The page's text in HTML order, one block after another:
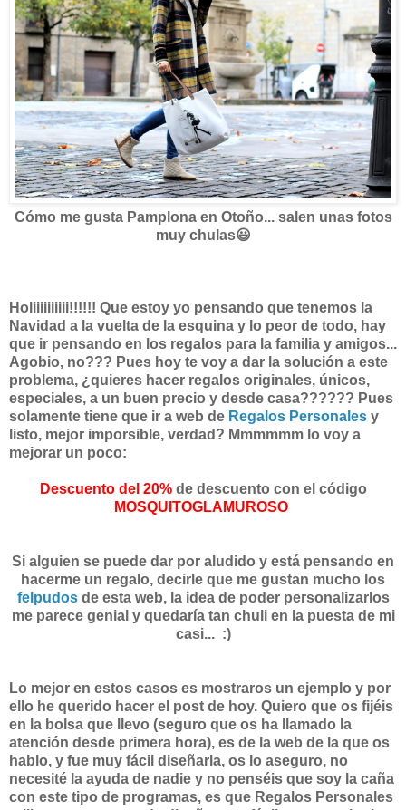
Cómo me gusta Pamplona en Otoño... salen unas fotos
muy chulas😃
Holiiiiiiiiii!!!!!! Que estoy yo pensando que tenemos la
Navidad a la vuelta de la esquina y lo peor de todo, hay
que ir pensando en los regalos para la familia y amigos...
Agobio, no??? Pues hoy te voy a dar la solución a este
problema, ¿quieres hacer regalos originales, únicos,
especiales, a un buen precio y desde casa?????? Pues
solamente tiene que ir a web de Regalos Personales y
listo, mejor imporsible, verdad? Mmmmmm lo voy a
mejorar un poco:
Descuento del 20%de descuento con el código
MOSQUITOGLAMUROSO
Si alguien se puede dar por aludido y está pensando en
hacerme un regalo, decirle que me gustan mucho los
felpudos de esta web, la idea de poder personalizarlos
me parece genial y quedaría tan chuli en la puesta de mi
casi... :)
Lo mejor en estos casos es mostraros un ejemplo y por
ello he querido hacer el post de hoy. Quiero que os fijéis
en la bolsa que llevo (seguro que os ha llamado la
atención desde primera hora), es de la web de la que os
hablo, y fue muy fácil diseñarla, os lo aseguro, no
necesité la ayuda de nadie y no penséis que soy la caña
con este tipo de programas, es que Regalos Personales